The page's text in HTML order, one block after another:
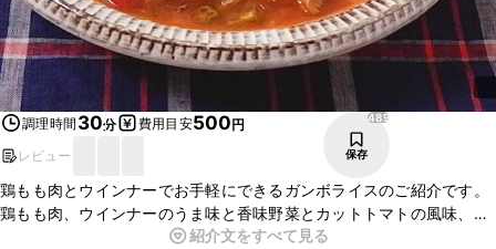
調理時間 30分 費用目安500円
レビュー
489
保存
鶏もも肉とウインナーでお手軽にできるガンボライスのご紹介です。
鶏もも肉、ウインナーのうま味と香味野菜とカットトマトの風味、オ
クラのとろみがスープに広がりとってもおいしいですよ。ごはんにか
紹介文をすべて見る